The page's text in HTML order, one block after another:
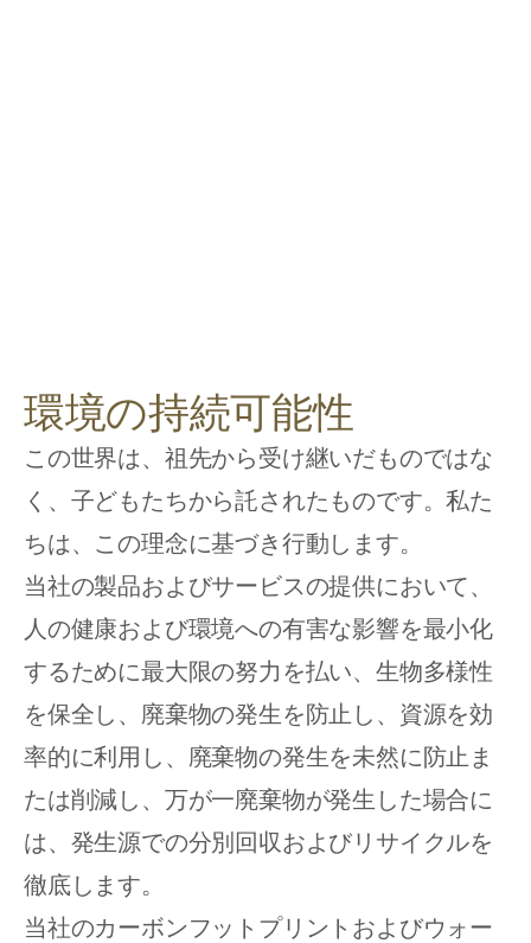
環境の持続可能性
この世界は、祖先から受け継いだものではな
く、子どもたちから託されたものです。私た
ちは、この理念に基づき行動します。
当社の製品およびサービスの提供において、
人の健康および環境への有害な影響を最小化
するために最大限の努力を払い、生物多様性
を保全し、廃棄物の発生を防止し、資源を効
率的に利用し、廃棄物の発生を未然に防止ま
たは削減し、万が一廃棄物が発生した場合に
は、発生源での分別回収およびリサイクルを
徹底します。
当社のカーボンフットプリントおよびウォー